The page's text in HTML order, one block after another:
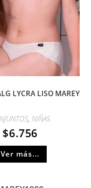
LYCRA LISO MAREY
,NIÑAS
$6.756
Ver más...